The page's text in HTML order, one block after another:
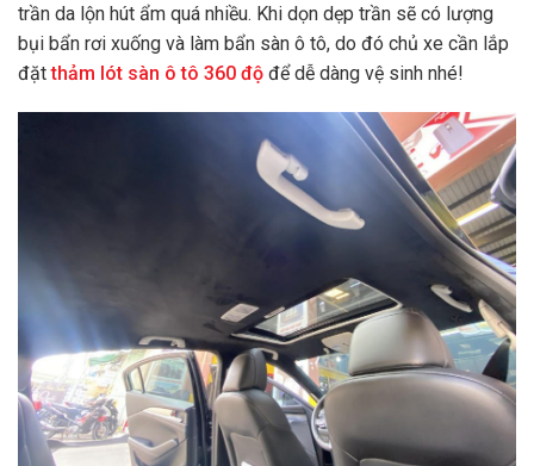
trần da lộn hút ẩm quá nhiều. Khi dọn dẹp trần sẽ có lượng
bụi bẩn rơi xuống và làm bẩn sàn ô tô, do đó chủ xe cần lắp
đặtthảm lót sàn ô tô 360 độ để dễ dàng vệ sinh nhé!